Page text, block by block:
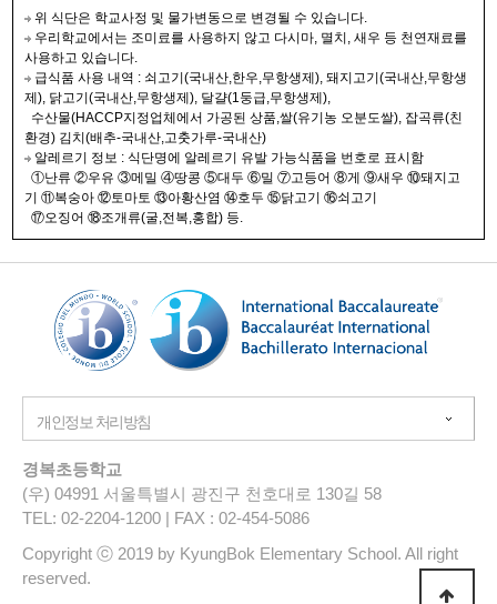
위 식단은 학교사정 및 물가변동으로 변경될 수 있습니다.
우리학교에서는 조미료를 사용하지 않고 다시마, 멸치, 새우 등 천연재료를
사용하고 있습니다.
급식품 사용 내역 : 쇠고기(국내산,한우,무항생제), 돼지고기(국내산,무항생
제), 닭고기(국내산,무항생제), 달걀(1둥급,무항생제),
수산물(HACCP지정업체에서 가공된 상품,쌀(유기농 오분도쌀), 잡곡류(친
환경) 김치(배추-국내산,고춧가루-국내산)
알레르기 정보 : 식단명에 알레르기 유발 가능식품을 번호로 표시함
①난류 ②우유 ③메밀 ④땅콩 ⑤대두 ⑥밀 ⑦고등어 ⑧게 ⑨새우 ⑩돼지고
기 ⑪복숭아 ⑫토마토 ⑬아황산염 ⑭호두 ⑮닭고기 ⑯쇠고기
⑰오징어 ⑱조개류(굴,전복,홍합) 등.
경복초등학교
(우) 04991 서울특별시 광진구 천호대로 130길 58
TEL: 02-2204-1200 | FAX : 02-454-5086
Copyright ⓒ 2019 by KyungBok Elementary School. All right
reserved.